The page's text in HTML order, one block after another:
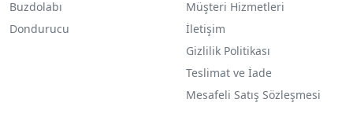
Buzdolabı
Dondurucu
Müşteri Hizmetleri
İletişim
Gizlilik Politikası
Teslimat ve İade
Mesafeli Satış Sözleşmesi